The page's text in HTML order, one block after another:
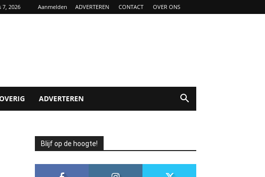
7, 2026 Aanmelden ADVERTEREN CONTACT OVER ONS
ADVERTEREN
Blijf op de hoogte!